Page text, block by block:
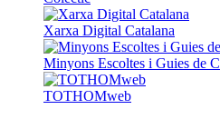
TOTHOMweb